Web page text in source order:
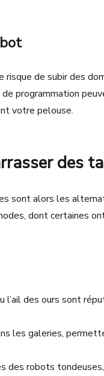
de subir des
programmation
votre pelouse.
des
sont alors les
dont certaines
l’ail des ours sont
les galeries,
des robots